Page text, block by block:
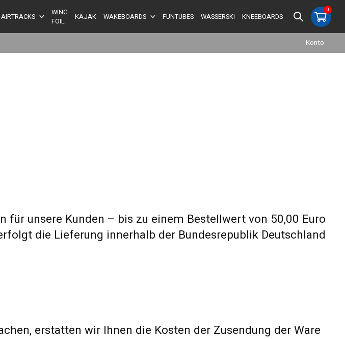
AIRTRACKS
WING
FOIL
KAJAK WAKEBOARDS FUNTUBES WASSERSKI KNEEBOARDS
0items
Konto
unsere Kunden – bis zu einem Bestellwert von 50,00 Euro
die Lieferung innerhalb der Bundesrepublik Deutschland
erstatten wir Ihnen die Kosten der Zusendung der Ware